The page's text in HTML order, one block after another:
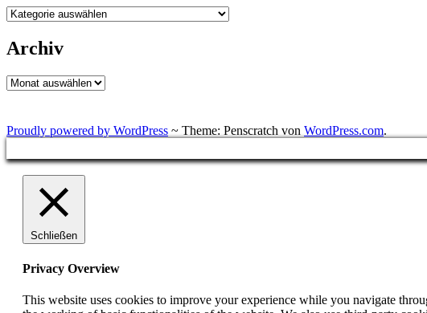
Kategorien
Archiv
Archiv
Proudly powered by WordPress ~ Theme: Penscratch von WordPress.com.
Schließen
Privacy Overview
This website uses cookies to improve your experience while you navigate